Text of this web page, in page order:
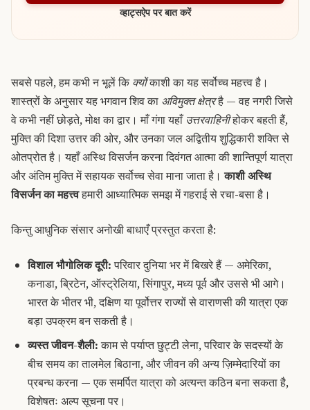
व्हाट्सऐप पर बात करें
सबसे पहले, हम कभी न भूलें किक्योंकाशी का यह सर्वोच्च महत्त्व है।
शास्त्रों के अनुसार यह भगवान शिव का अविमुक्त क्षेत्रहै — वह नगरी जिसे
वे कभी नहीं छोड़ते, मोक्ष का द्वार। माँ गंगा यहाँ उत्तरवाहिनीहोकर बहती हैं,
मुक्ति की दिशा उत्तर की ओर, और उनका जल अद्वितीय शुद्धिकारी शक्ति से
ओतप्रोत है। यहाँ अस्थि विसर्जन करना दिवंगत आत्मा की शान्तिपूर्ण यात्रा
और अंतिम मुक्ति में सहायक सर्वोच्च सेवा माना जाता है।काशी अस्थि
विसर्जन का महत्त्वहमारी आध्यात्मिक समझ में गहराई से रचा-बसा है।
किन्तु आधुनिक संसार अनोखी बाधाएँ प्रस्तुत करता है:
विशाल भौगोलिक दूरी:परिवार दुनिया भर में बिखरे हैं — अमेरिका,
कनाडा, ब्रिटेन, ऑस्ट्रेलिया, सिंगापुर, मध्य पूर्व और उससे भी आगे।
भारत के भीतर भी, दक्षिण या पूर्वोत्तर राज्यों से वाराणसी की यात्रा एक
बड़ा उपक्रम बन सकती है।
व्यस्त जीवन-शैली:काम से पर्याप्त छुट्टी लेना, परिवार के सदस्यों के
बीच समय का तालमेल बिठाना, और जीवन की अन्य ज़िम्मेदारियों का
प्रबन्ध करना — एक समर्पित यात्रा को अत्यन्त कठिन बना सकता है,
विशेषतः अल्प सूचना पर।